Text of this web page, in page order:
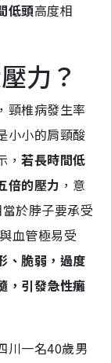
低頭高度相
力？
頸椎病發生率
小小的肩頸酸
，若長時間低
倍的壓力 ，意
於脖子要承受
血管極易受
、脆弱，過度
，引發急性癱
川一名40歲男